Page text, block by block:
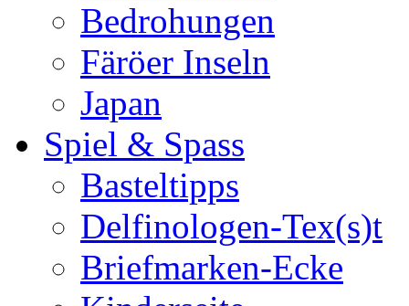
Bedrohungen
Färöer Inseln
Japan
Spiel & Spass
Basteltipps
Delfinologen-Tex(s)t
Briefmarken-Ecke